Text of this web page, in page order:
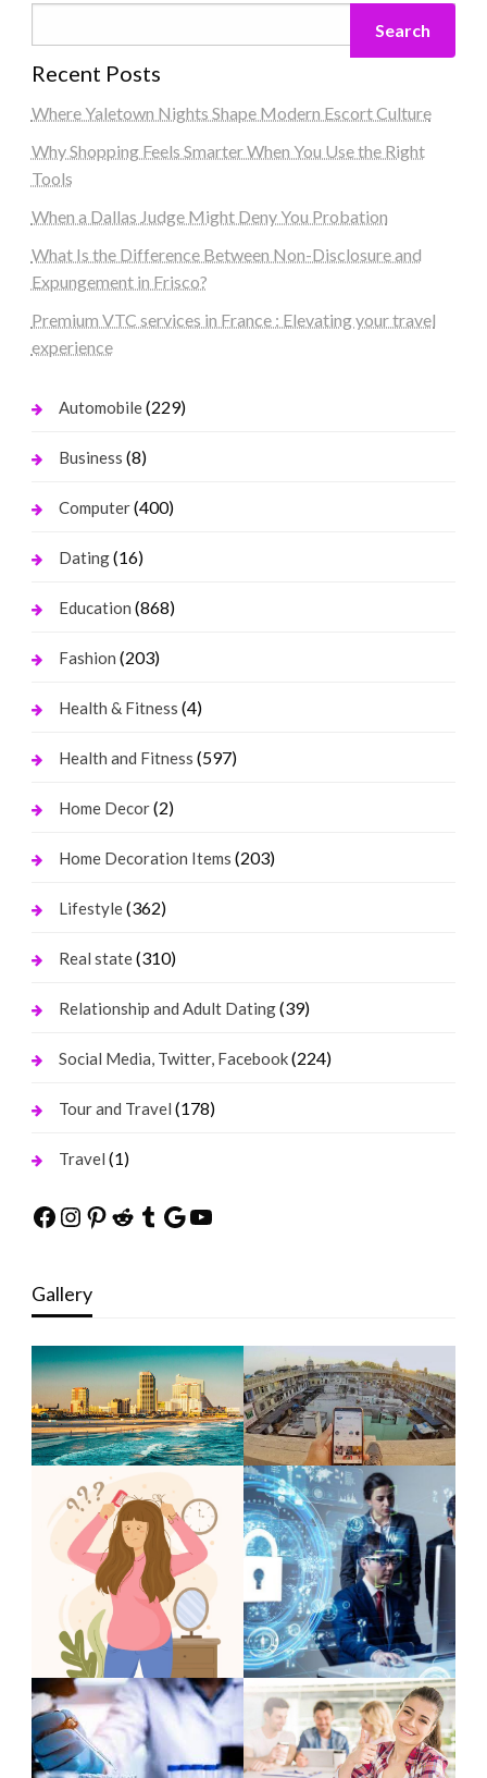
Search
Recent Posts
Where Yaletown Nights Shape Modern Escort Culture
Why Shopping Feels Smarter When You Use the Right
Tools
When a Dallas Judge Might Deny You Probation
What Is the Difference Between Non-Disclosure and
Expungement in Frisco?
Premium VTC services in France : Elevating your travel
experience
Automobile(229)
Business (8)
Computer(400)
Dating(16)
Education (868)
Fashion (203)
Health & Fitness (4)
Health and Fitness (597)
Home Decor(2)
Home Decoration Items (203)
Lifestyle(362)
Real state(310)
Relationship and Adult Dating(39)
Social Media, Twitter, Facebook(224)
Tour and Travel (178)
Travel (1)
Facebook
Instagram
Pinterest
Reddit
Tumblr
Google
YouTube
Gallery